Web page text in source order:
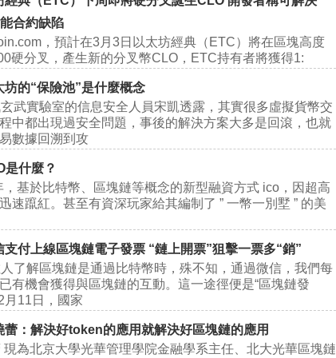
合約缺陷
，預計在3月3日以太坊經典（ETC）將在區塊高度
硬分叉，產生新的分叉幣CLO，ETC持有者將獲得1:
坊的“保險池”是什麼概念
武實驗室的信息安全人員宋凱透露，其實很多虛擬貨幣交
中都出現過安全問題，事後的解決方案大多是回滾，也就
數據回溯到攻
是什麼？
，基於比特幣、區塊鏈等概念的新型融資方式 ico，因超高
速躥紅。甚至有資深玩家給其編制了 ” 一幣一別墅 ” 的美
支付上線區塊鏈電子發票 “鏈上開票”狙擊一票多“銷”
了解區塊鏈是通過比特幣時，殊不知，通過微信，我們每
有機會獲得與區塊鏈的互動。這一途徑便是“區塊鏈發
月11日，國家
蕾：解決好token的應用就解決好區塊鏈的應用
現為北京大學光華管理學院金融學系主任、北大光華區塊鏈